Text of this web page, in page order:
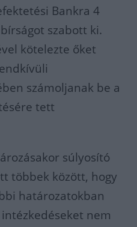
Bankra 4
szabott ki.
kötelezte őket
számoljanak be a
tett
súlyosító
többek között, hogy
határozatokban
nem